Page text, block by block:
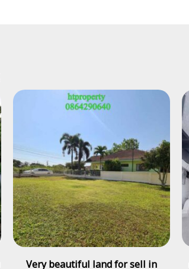
Very beautiful land for sell in